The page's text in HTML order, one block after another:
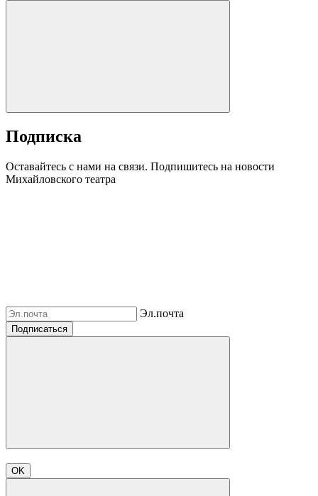
Подписка
Оставайтесь с нами на связи. Подпишитесь на новости
Михайловского театра
Эл.почта
Подписаться
OK